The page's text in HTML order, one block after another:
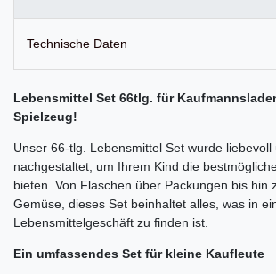
Technische Daten
Lebensmittel Set 66tlg. für
Spielzeug!
Unser 66-tlg. Lebensmittel Set wurde
nachgestaltet, um Ihrem Kind die
bieten. Von Flaschen über Packungen bis hin
Gemüse, dieses Set beinhaltet alles, was in
Lebensmittelgeschäft zu finden ist.
Ein umfassendes Set für kleine Kaufleute